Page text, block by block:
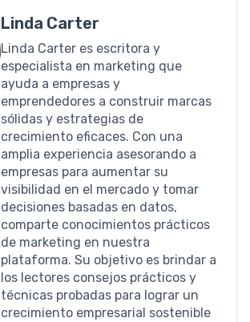
Linda Carter
Linda Carter es escritora y
especialista en marketing que
ayuda a empresas y
emprendedores a construir marcas
sólidas y estrategias de
crecimiento eficaces. Con una
amplia experiencia asesorando a
empresas para aumentar su
visibilidad en el mercado y tomar
decisiones basadas en datos,
comparte conocimientos prácticos
de marketing en nuestra
plataforma. Su objetivo es brindar a
los lectores consejos prácticos y
técnicas probadas para lograr un
crecimiento empresarial sostenible